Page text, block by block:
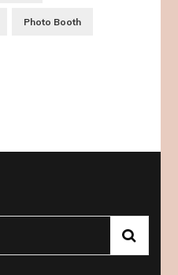
Photo Booth